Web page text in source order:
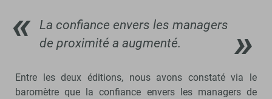
La confiance envers les managers
de proximité a augmenté.
Entre les deux éditions, nous avons constaté via le
baromètre que la confiance envers les managers de